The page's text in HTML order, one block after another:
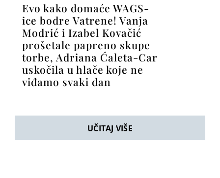
Evo kako domaće WAGS-
ice bodre Vatrene! Vanja
Modrić i Izabel Kovačić
prošetale papreno skupe
torbe, Adriana Ćaleta-Car
uskočila u hlače koje ne
viđamo svaki dan
UČITAJ VIŠE